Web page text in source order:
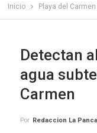
Inicio Playa del Carmen
Detectan
agua
Carmen
Por Redaccion La Pancarta De Quintana